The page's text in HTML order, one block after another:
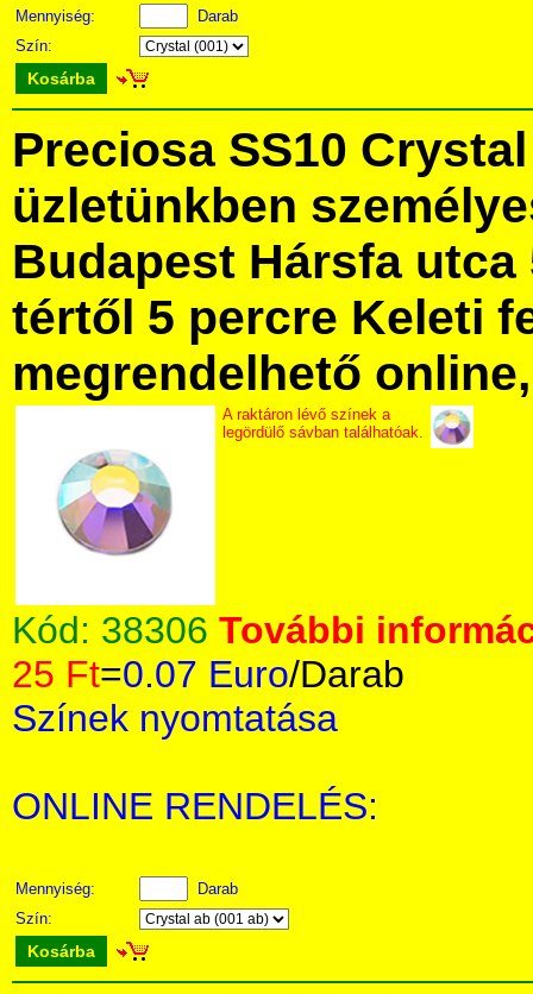
Mennyiség:
Darab
Szín:
Kosárba
Preciosa SS10
üzletünkben
Budapest Hársfa utca
tértől 5 percre Keleti
megrendelhető
A raktáron lévő színek a
legördülő sávban találhatóak.
Kód: 38306 További
25 Ft=0.07 Euro/Darab
Színek nyomtatása
ONLINE RENDELÉS:
Mennyiség:
Darab
Szín:
Kosárba